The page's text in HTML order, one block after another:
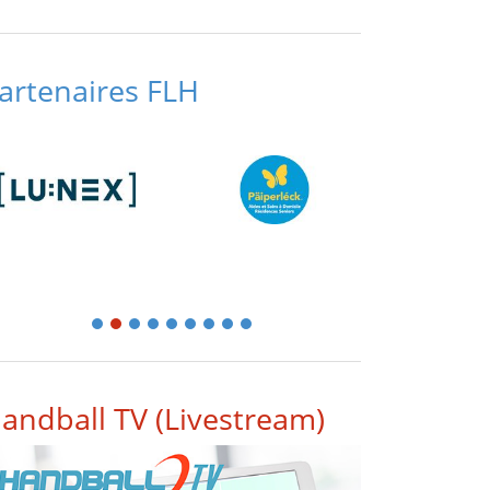
FLH
1 2 3 4 5 6 7 8 9
TV (Livestream)